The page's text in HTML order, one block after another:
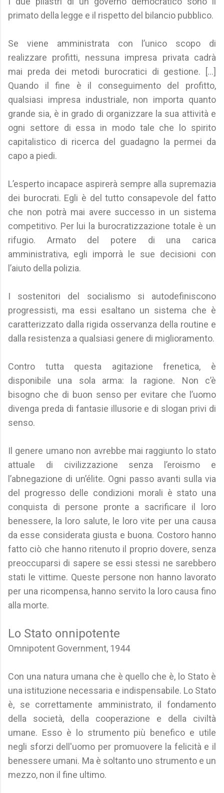
primato della legge e il rispetto del bilancio pubblico.
Se viene amministrata con l’unico scopo di
realizzare profitti, nessuna impresa privata cadrà
mai preda dei metodi burocratici di gestione. [...]
Quando il fine è il conseguimento del profitto,
qualsiasi impresa industriale, non importa quanto
grande sia, è in grado di organizzare la sua attività e
ogni settore di essa in modo tale che lo spirito
capitalistico di ricerca del guadagno la permei da
capo a piedi.
L’esperto incapace aspirerà sempre alla supremazia
dei burocrati. Egli è del tutto consapevole del fatto
che non potrà mai avere successo in un sistema
competitivo. Per lui la burocratizzazione totale è un
rifugio. Armato del potere di una carica
amministrativa, egli imporrà le sue decisioni con
l’aiuto della polizia.
I sostenitori del socialismo si autodefiniscono
progressisti, ma essi esaltano un sistema che è
caratterizzato dalla rigida osservanza della routine e
dalla resistenza a qualsiasi genere di miglioramento.
Contro tutta questa agitazione frenetica, è
disponibile una sola arma: la ragione. Non c’è
bisogno che di buon senso per evitare che l’uomo
divenga preda di fantasie illusorie e di slogan privi di
senso.
Il genere umano non avrebbe mai raggiunto lo stato
attuale di civilizzazione senza l’eroismo e
l’abnegazione di un’élite. Ogni passo avanti sulla via
del progresso delle condizioni morali è stato una
conquista di persone pronte a sacrificare il loro
benessere, la loro salute, le loro vite per una causa
da esse considerata giusta e buona. Costoro hanno
fatto ciò che hanno ritenuto il proprio dovere, senza
preoccuparsi di sapere se essi stessi ne sarebbero
stati le vittime. Queste persone non hanno lavorato
per una ricompensa, hanno servito la loro causa fino
alla morte.
Lo Stato onnipotente
Omnipotent Government, 1944
Con una natura umana che è quello che è, lo Stato è
una istituzione necessaria e indispensabile. Lo Stato
è, se correttamente amministrato, il fondamento
della società, della cooperazione e della civiltà
umane. Esso è lo strumento più benefico e utile
negli sforzi dell'uomo per promuovere la felicità e il
benessere umani. Ma è soltanto uno strumento e un
mezzo, non il fine ultimo.